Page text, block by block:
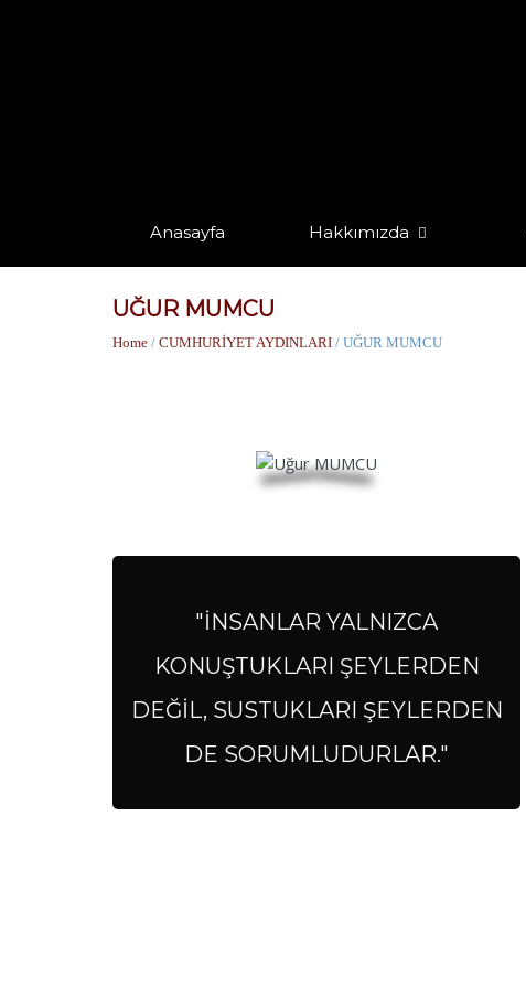
Anasayfa Hakkımızda
UĞUR MUMCU
Home / CUMHURİYET AYDINLARI / UĞUR MUMCU
"İNSANLAR YALNIZCA
KONUŞTUKLARI ŞEYLERDEN
DEĞİL, SUSTUKLARI ŞEYLERDEN
DE SORUMLUDURLAR."